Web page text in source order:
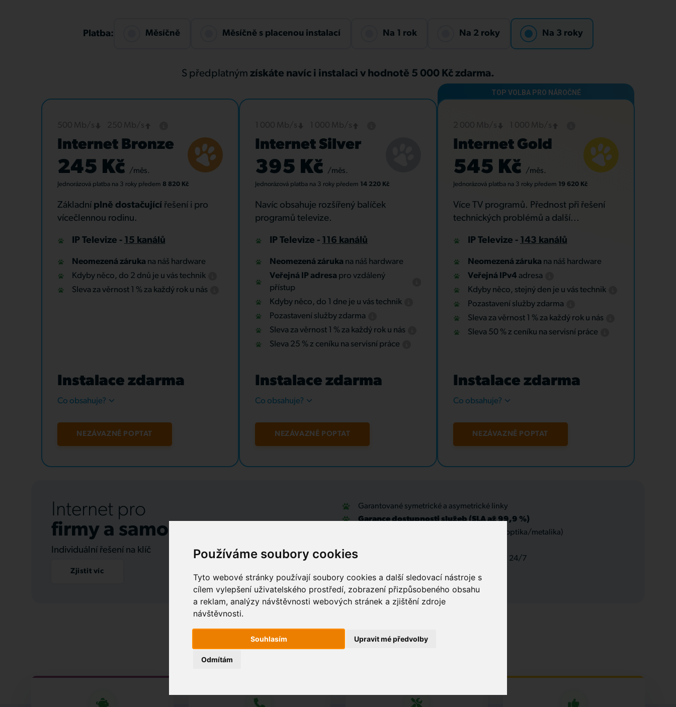
Používáme soubory cookies
Tyto webové stránky používají soubory cookies a další sledovací nástroje s
cílem vylepšení uživatelského prostředí, zobrazení přizpůsobeného obsahu
a reklam, analýzy návštěvnosti webových stránek a zjištění zdroje
návštěvnosti.
Souhlasím
Odmítám
Upravit mé předvolby
Platba: Měsíčně Měsíčně s placenou instalací Na 1 rok Na 2 roky Na 3 roky
S předplatným získáte navíc i instalaci v hodnotě 5 000 Kč zdarma.
Internet Bronze
245 Kč /měs.
Jednorázová platba na 3 rokypředem 8 820 Kč
Základní plně dostačující řešení i pro
vícečlennou rodinu.
IP Televize - 15 kanálů
Neomezená záruka na náš hardware
Kdyby něco, do 2 dnů je u vás technik
Sleva za věrnost 1 % za každý rok u nás
Instalace zdarma
Co obsahuje?
NEZÁVAZNĚ POPTAT
Internet Silver
395 Kč /měs.
Jednorázová platba na 3 roky předem 14 220 Kč
Navíc obsahuje rozšířený balíček
programů televize.
IP Televize - 116 kanálů
Neomezená záruka na náš hardware
Veřejná IP adresa pro vzdálený
přístup
Kdyby něco, do 1 dne je u vás technik
Pozastavení služby zdarma
Sleva za věrnost 1 % za každý rok u nás
Sleva 25 % z ceníku na servisní práce
Instalace zdarma
Co obsahuje?
NEZÁVAZNĚ POPTAT
Internet Gold
545 Kč /měs.
Jednorázová platba na 3 rokypředem 19 620 Kč
Více TV programů. Přednost při řešení
technických problémů a další...
IP Televize - 143 kanálů
Neomezená záruka na náš hardware
Veřejná IPv4 adresa
Kdyby něco, stejný den je u vás technik
Pozastavení služby zdarma
Sleva za věrnost 1 % za každý rok u nás
Sleva 50 % z ceníku na servisní práce
Instalace zdarma
Co obsahuje?
NEZÁVAZNĚ POPTAT
Internet pro
firmy a samosprávu
Individuální řešení na klíč
Zjistit víc
Garantované symetrické a asymetrické linky
Garance dostupnosti služeb (SLA až 99,9 %)
Optické přípojky a interní datové rozvody (optika/metalika)
IT outsourcing, správa sítí a servis, podpora 24/7